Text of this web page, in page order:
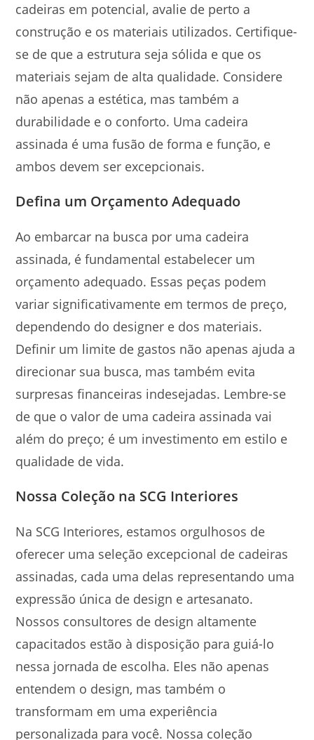
cadeiras em potencial, avalie de perto a
construção e os materiais utilizados. Certifique-
se de que a estrutura seja sólida e que os
materiais sejam de alta qualidade. Considere
não apenas a estética, mas também a
durabilidade e o conforto. Uma cadeira
assinada é uma fusão de forma e função, e
ambos devem ser excepcionais.
Defina um Orçamento Adequado
Ao embarcar na busca por uma cadeira
assinada, é fundamental estabelecer um
orçamento adequado. Essas peças podem
variar significativamente em termos de preço,
dependendo do designer e dos materiais.
Definir um limite de gastos não apenas ajuda a
direcionar sua busca, mas também evita
surpresas financeiras indesejadas. Lembre-se
de que o valor de uma cadeira assinada vai
além do preço; é um investimento em estilo e
qualidade de vida.
Nossa Coleção na SCG Interiores
Na SCG Interiores, estamos orgulhosos de
oferecer uma seleção excepcional de cadeiras
assinadas, cada uma delas representando uma
expressão única de design e artesanato.
Nossos consultores de design altamente
capacitados estão à disposição para guiá-lo
nessa jornada de escolha. Eles não apenas
entendem o design, mas também o
transformam em uma experiência
personalizada para você. Nossa coleção